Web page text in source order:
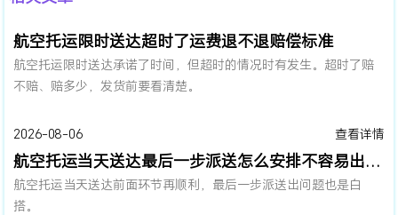
航空托运限时送达超时了运费退不退赔偿标准
航空托运限时送达承诺了时间，但超时的情况时有发生。超时了赔
不赔、赔多少，发货前要看清楚。
2026-08-06 查看详情
航空托运当天送达最后一步派送怎么安排不容易出问题
航空托运当天送达前面环节再顺利，最后一步派送出问题也是白
搭。